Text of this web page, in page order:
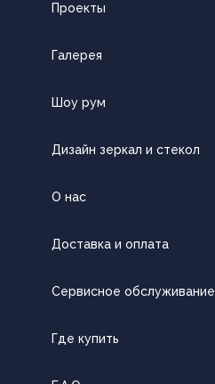
Проекты
Галерея
Шоу рум
Дизайн зеркал и стекол
О нас
Доставка и оплата
Сервисное обслуживание
Где купить